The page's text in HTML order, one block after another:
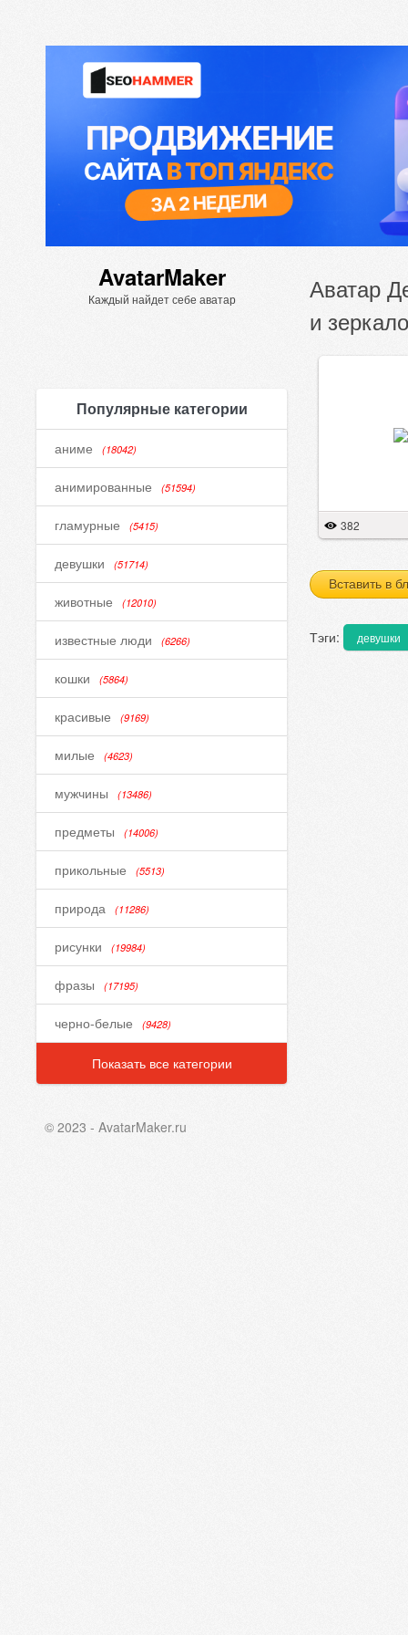
AvatarMaker
Каждый найдет себе аватар
Популярные категории
аниме (18042)
анимированные (51594)
гламурные (5415)
девушки (51714)
животные (12010)
известные люди (6266)
кошки (5864)
красивые (9169)
милые (4623)
мужчины (13486)
предметы (14006)
прикольные (5513)
природа (11286)
рисунки (19984)
фразы (17195)
черно-белые (9428)
Показать все категории
Аватар
и
382
Вставить в
Тэги: девушки
© 2023 - AvatarMaker.ru